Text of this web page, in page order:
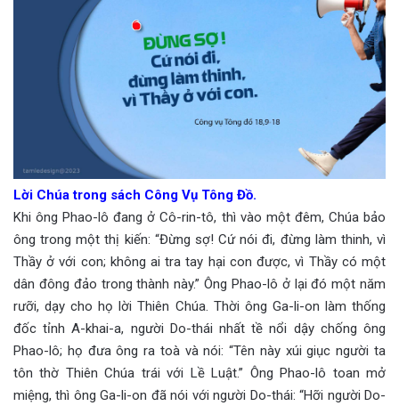
Lời Chúa trong sách Công Vụ Tông Đồ.
Khi ông Phao-lô đang ở Cô-rin-tô, thì vào một đêm, Chúa bảo
ông trong một thị kiến: “Đừng sợ! Cứ nói đi, đừng làm thinh, vì
Thầy ở với con; không ai tra tay hại con được, vì Thầy có một
dân đông đảo trong thành này.” Ông Phao-lô ở lại đó một năm
rưỡi, dạy cho họ lời Thiên Chúa. Thời ông Ga-li-on làm thống
đốc tỉnh A-khai-a, người Do-thái nhất tề nổi dậy chống ông
Phao-lô; họ đưa ông ra toà và nói: “Tên này xúi giục người ta
tôn thờ Thiên Chúa trái với Lề Luật.” Ông Phao-lô toan mở
miệng, thì ông Ga-li-on đã nói với người Do-thái: “Hỡi người Do-